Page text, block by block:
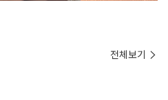
전체보기